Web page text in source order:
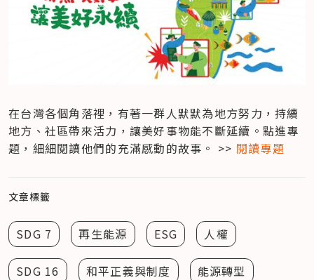
在台灣各個角落裡，有著一群人默默為地方努力，持續
地方、社區帶來活力，讓美好事物能不斷延續。點進專
題，細細閱讀他們的充滿感動的故事。 >> 閱讀專題
文章標籤
SDG 7 再生能源 ESG 人權
SDG 16 和平正義與制度 能源轉型